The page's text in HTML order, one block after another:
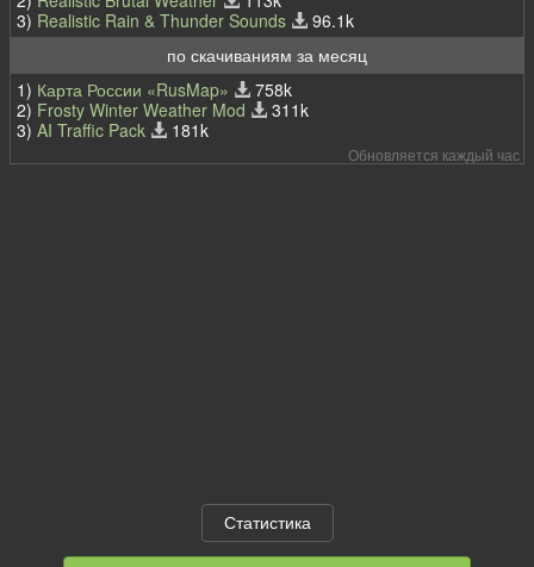
3) Realistic Rain & Thunder Sounds
96.1k
по скачиваниям за месяц
1) Карта России «RusMap»
758k
2) Frosty Winter Weather Mod
311k
3) AI Traffic Pack 181k
Обновляется каждый час
Статистика